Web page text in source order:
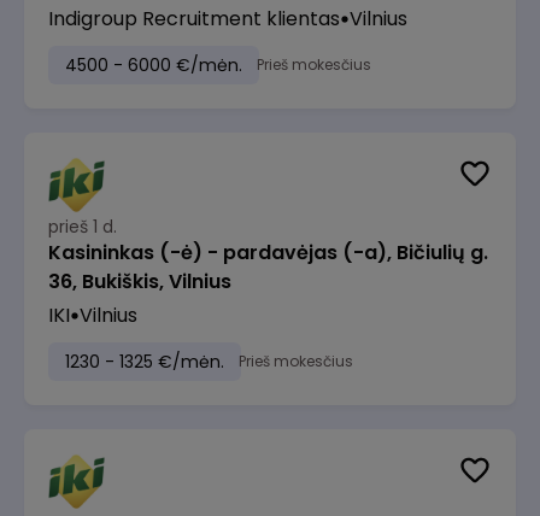
Indigroup Recruitment klientas Vilnius
4500 - 6000 €/mėn. Prieš mokesčius
prieš 1 d.
Kasininkas (-ė) - pardavėjas (-a), Bičiulių g.
36, Bukiškis, Vilnius
IKI Vilnius
1230 - 1325 €/mėn. Prieš mokesčius